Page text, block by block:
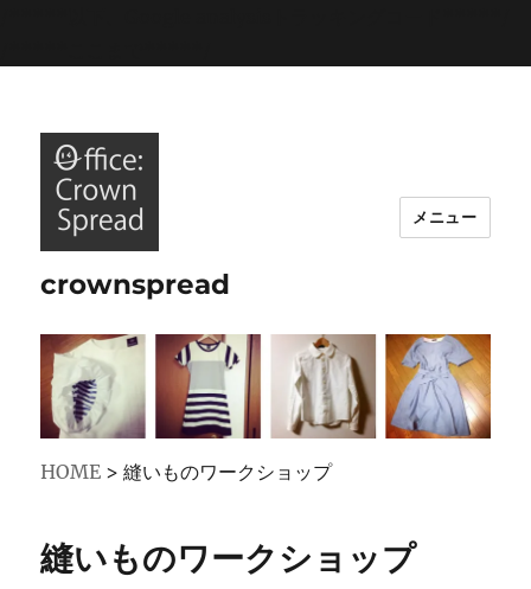
crownspread
メニュー
HOME >縫いものワークショップ
縫いものワークショップ